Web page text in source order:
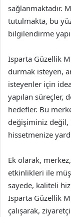
sağlanmaktadır.
tutulmakta, bu
bilgilendirme
Isparta Güzellik
durmak isteyen,
isteyenler için
yapılan süreçler,
hedefler. Bu
değişiminiz değil,
hissetmenize
Ek olarak,
etkinlikleri ile
sayede, kaliteli
Isparta Güzellik
çalışarak,